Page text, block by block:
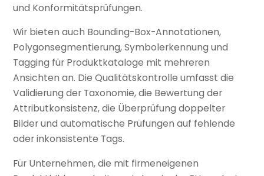
und Konformitätsprüfungen.
Wir bieten auch Bounding-Box-Annotationen,
Polygonsegmentierung, Symbolerkennung und
Tagging für Produktkataloge mit mehreren
Ansichten an. Die Qualitätskontrolle umfasst die
Validierung der Taxonomie, die Bewertung der
Attributkonsistenz, die Überprüfung doppelter
Bilder und automatische Prüfungen auf fehlende
oder inkonsistente Tags.
Für Unternehmen, die mit firmeneigenen